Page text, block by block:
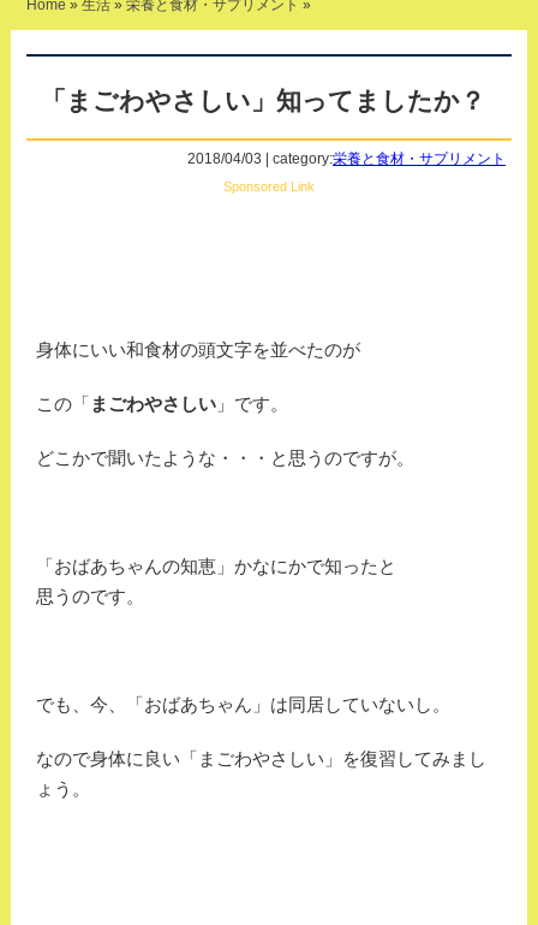
Home » 生活 » 栄養と食材・サプリメント »
「まごわやさしい」知ってましたか？
2018/04/03 | category:栄養と食材・サプリメント
Sponsored Link
身体にいい和食材の頭文字を並べたのが
この「 まごわやさしい」です。
どこかで聞いたような・・・と思うのですが。
「おばあちゃんの知恵」かなにかで知ったと
思うのです。
でも、今、「おばあちゃん」は同居していないし。
なので身体に良い「まごわやさしい」を復習してみまし
ょう。